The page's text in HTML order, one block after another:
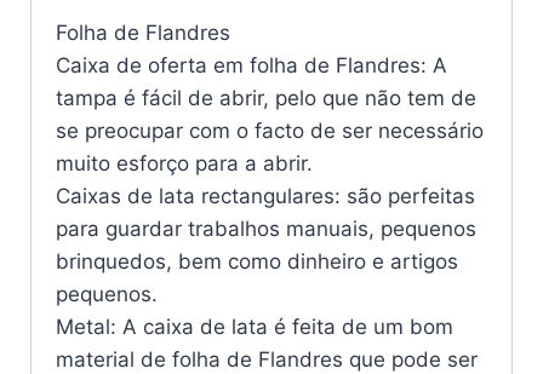
Folha de Flandres
Caixa de oferta em folha de Flandres: A
tampa é fácil de abrir, pelo que não tem de
se preocupar com o facto de ser necessário
muito esforço para a abrir.
Caixas de lata rectangulares: são perfeitas
para guardar trabalhos manuais, pequenos
brinquedos, bem como dinheiro e artigos
pequenos.
Metal: A caixa de lata é feita de um bom
material de folha de Flandres que pode ser